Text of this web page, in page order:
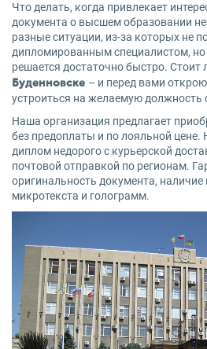
Что делать, когда привлекает
документа о высшем образовании
разные ситуации, из-за которых не
дипломированным специалистом,
решается достаточно быстро. Стоит
Буденновске – и перед вами
устроиться на желаемую
Наша организация предлагает
без предоплаты и по лояльной цене.
диплом недорого с курьерской
почтовой отправкой по регионам.
оригинальность документа,
микротекста и голограмм.